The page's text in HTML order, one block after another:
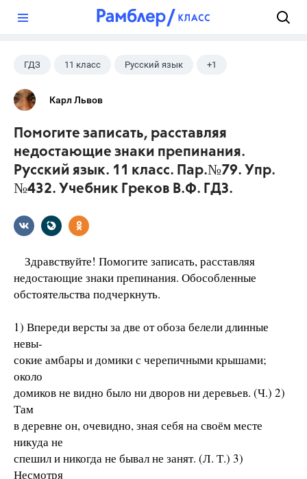
ГДЗ 11 класс Русский язык +1
Греков В.Ф.
Карл Львов
Помогите записать, расставляя
недостающие знаки препинания.
Русский язык. 11 класс. Пар.№79. Упр.
№432. Учебник Греков В.Ф. ГДЗ.
Здравствуйте! Помогите записать, расставляя
недостающие знаки препинания. Обособленные
обстоятельства подчеркнуть.
1) Впереди версты за две от обоза белели длинные
невы-
сокие амбары и домики с черепичными крышами;
около
домиков не видно было ни дворов ни деревьев. (Ч.) 2)
Там
в деревне он, очевидно, зная себя на своём месте
никуда не
спешил и никогда не бывал не занят. (Л. Т.) 3)
Несмотря